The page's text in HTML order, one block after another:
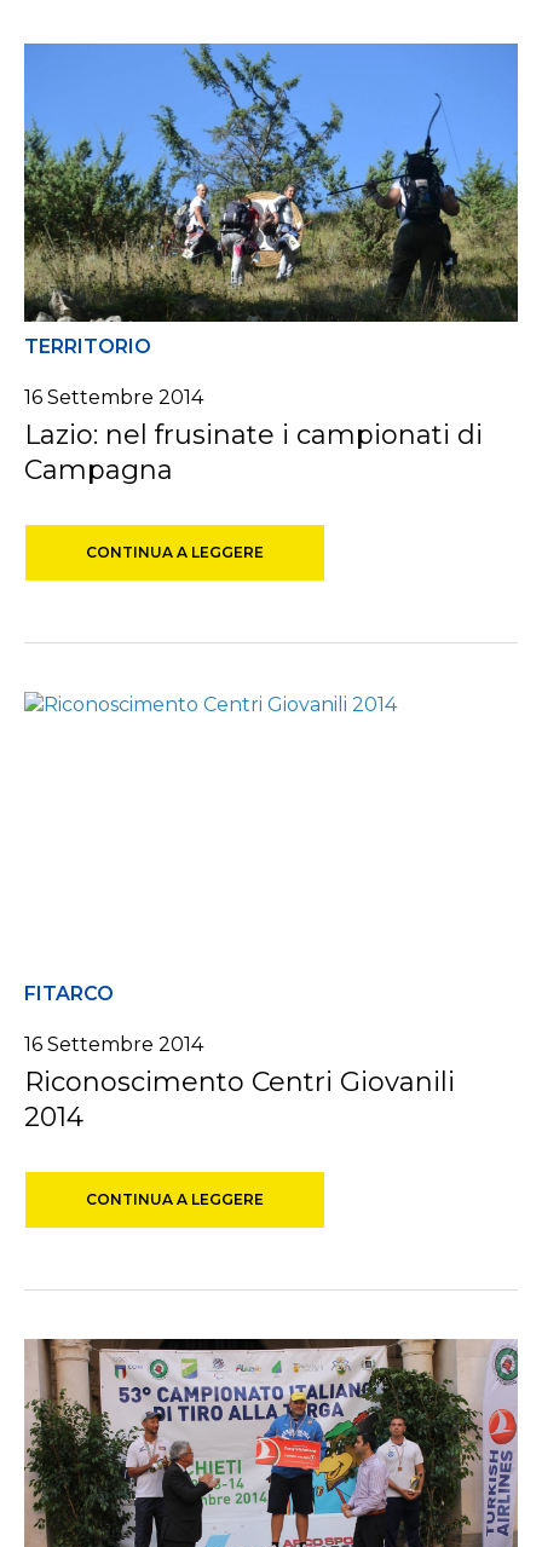
TERRITORIO
16 Settembre 2014
Lazio: nel frusinate i campionati di
Campagna
CONTINUA A LEGGERE
FITARCO
16 Settembre 2014
Riconoscimento Centri Giovanili
2014
CONTINUA A LEGGERE